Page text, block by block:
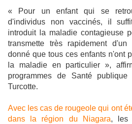
« Pour un enfant qui se
d'individus non vaccinés, il
introduit la maladie contagieuse
transmette très rapidement
donné que tous ces enfants n'ont
la maladie en particulier »,
programmes de Santé publique
Turcotte.
Avec les cas de rougeole qui ont
dans la région du Niagara, les